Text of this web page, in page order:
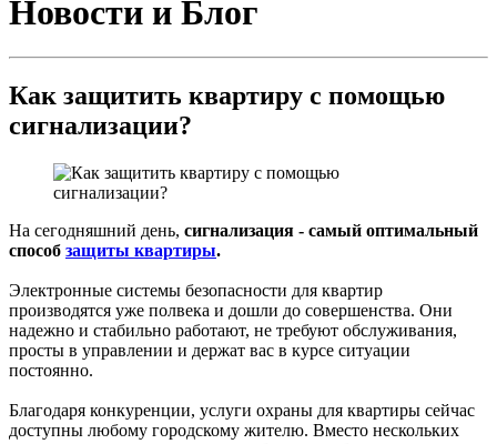
Новости и Блог
Как защитить квартиру с помощью
сигнализации?
На сегодняшний день, сигнализация - самый оптимальный
способ защиты квартиры.
Электронные системы безопасности для квартир
производятся уже полвека и дошли до совершенства. Они
надежно и стабильно работают, не требуют обслуживания,
просты в управлении и держат вас в курсе ситуации
постоянно.
Благодаря конкуренции, услуги охраны для квартиры сейчас
доступны любому городскому жителю. Вместо нескольких